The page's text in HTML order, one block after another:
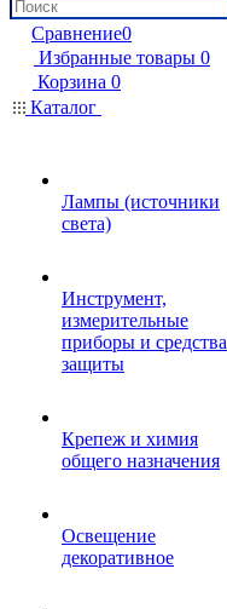
Сравнение0
Избранные товары 0
Корзина 0
Каталог
Лампы (источники
света)
Инструмент,
измерительные
приборы и средства
защиты
Крепеж и химия
общего назначения
Освещение
декоративное